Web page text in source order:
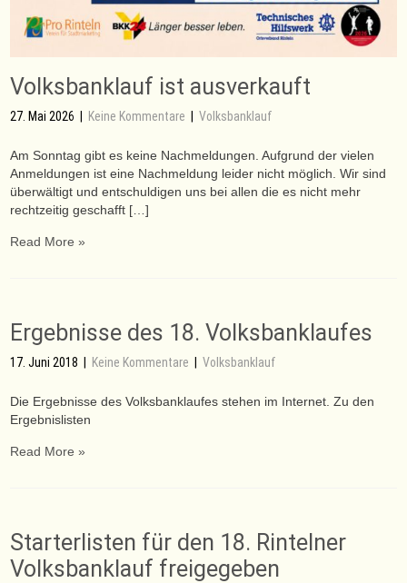
Volksbanklauf ist ausverkauft
27. Mai 2026 | Keine Kommentare |Volksbanklauf
Am Sonntag gibt es keine Nachmeldungen. Aufgrund der vielen
Anmeldungen ist eine Nachmeldung leider nicht möglich. Wir sind
überwältigt und entschuldigen uns bei allen die es nicht mehr
rechtzeitig geschafft […]
Read More »
Ergebnisse des 18. Volksbanklaufes
17. Juni 2018 | Keine Kommentare |Volksbanklauf
Die Ergebnisse des Volksbanklaufes stehen im Internet. Zu den
Ergebnislisten
Read More »
Starterlisten für den 18. Rintelner
Volksbanklauf freigegeben